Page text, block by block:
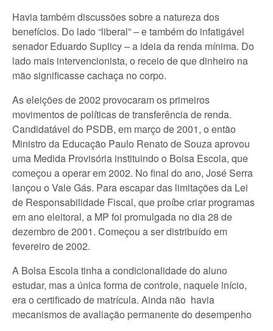
Havia também discussões sobre a natureza dos
benefícios. Do lado “liberal” – e também do infatigável
senador Eduardo Suplicy – a ideia da renda mínima. Do
lado mais intervencionista, o receio de que dinheiro na
mão significasse cachaça no corpo.
As eleições de 2002 provocaram os primeiros
movimentos de políticas de transferência de renda.
Candidatável do PSDB, em março de 2001, o então
Ministro da Educação Paulo Renato de Souza aprovou
uma Medida Provisória instituindo o Bolsa Escola, que
começou a operar em 2002. No final do ano, José Serra
lançou o Vale Gás. Para escapar das limitações da Lei
de Responsabilidade Fiscal, que proíbe criar programas
em ano eleitoral, a MP foi promulgada no dia 28 de
dezembro de 2001. Começou a ser distribuído em
fevereiro de 2002.
A Bolsa Escola tinha a condicionalidade do aluno
estudar, mas a única forma de controle, naquele início,
era o certificado de matrícula. Ainda não havia
mecanismos de avaliação permanente do desempenho